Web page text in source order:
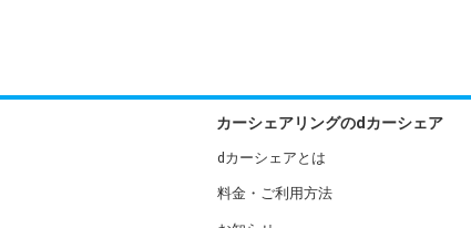
カーシェアリングのdカーシェア
dカーシェアとは
料金・ご利用方法